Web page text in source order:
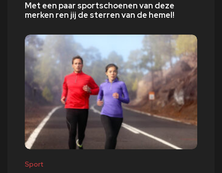
Met een paar sportschoenen van deze
merken ren jij de sterren van de hemel!
Sport